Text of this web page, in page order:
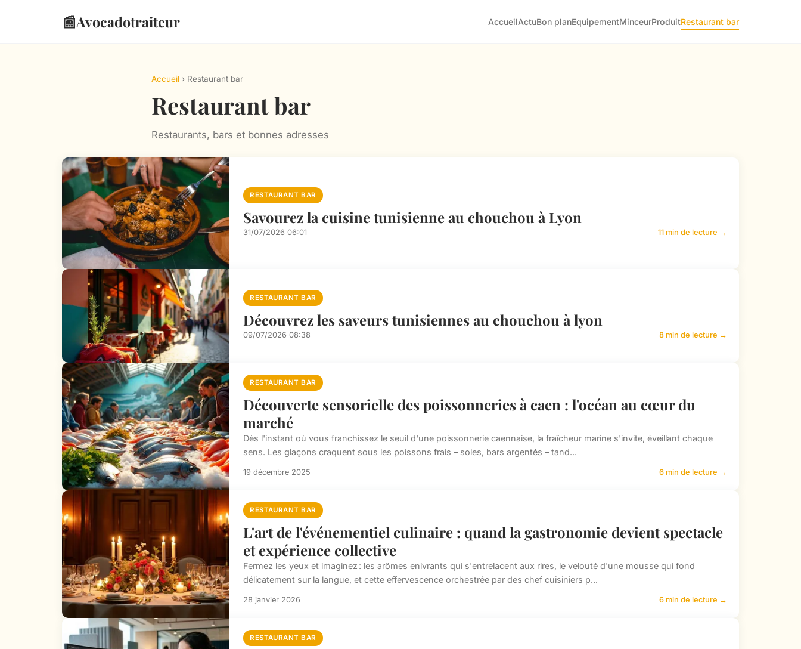
📰Avocadotraiteur AccueilActuBon planEquipementMinceurProduitRestaurant bar
Accueil › Restaurant bar
Restaurant bar
Restaurants, bars et bonnes adresses
RESTAURANT BAR
Savourez la cuisine tunisienne au chouchou à Lyon
31/07/2026 06:01 11 min de lecture →
RESTAURANT BAR
Découvrez les saveurs tunisiennes au chouchou à lyon
09/07/2026 08:38 8 min de lecture →
RESTAURANT BAR
Découverte sensorielle des poissonneries à caen : l'océan au cœur du
marché
Dès l'instant où vous franchissez le seuil d'une poissonnerie caennaise, la fraîcheur marine s'invite, éveillant chaque
sens. Les glaçons craquent sous les poissons frais – soles, bars argentés – tand...
19 décembre 2025 6 min de lecture →
RESTAURANT BAR
L'art de l'événementiel culinaire : quand la gastronomie devient spectacle
et expérience collective
Fermez les yeux et imaginez : les arômes enivrants qui s'entrelacent aux rires, le velouté d'une mousse qui fond
délicatement sur la langue, et cette effervescence orchestrée par des chef cuisiniers p...
28 janvier 2026 6 min de lecture →
RESTAURANT BAR